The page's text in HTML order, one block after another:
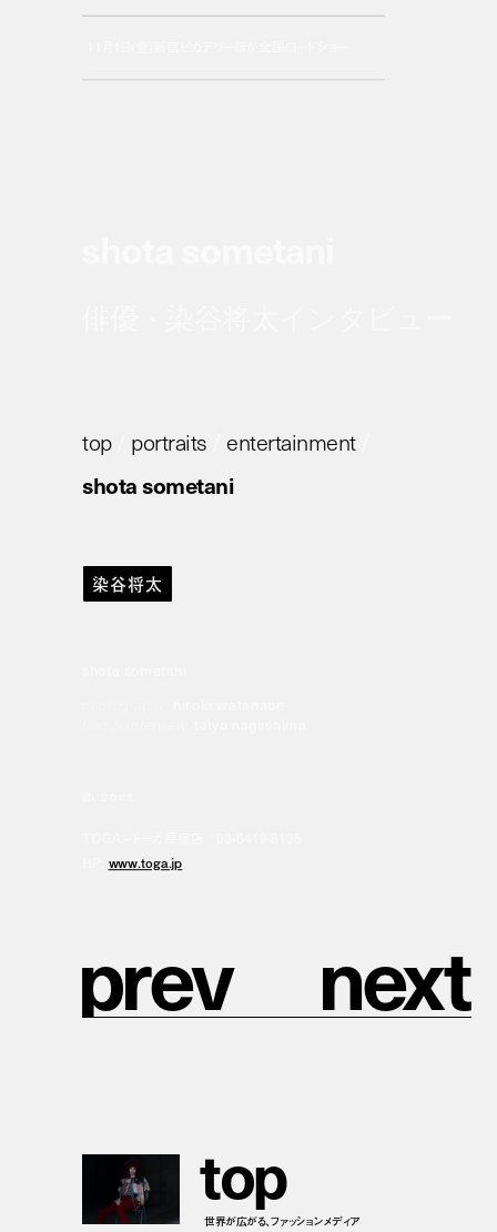
top/ portraits entertainment/
shota sometani
染谷将太
www.toga.jp
prev next
top
世界が広がる、ファッションメディア